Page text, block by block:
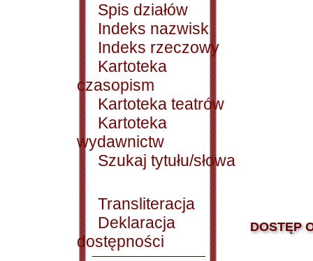
Spis działów
Indeks nazwisk
Indeks rzeczowy
Kartoteka
czasopism
Kartoteka teatrów
Kartoteka
wydawnictw
Szukaj tytułu/słowa
Transliteracja
Deklaracja
dostępności
DOSTĘP